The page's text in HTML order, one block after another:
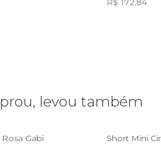
R$ 172,84
levou também
P M GG
Gabi
Short Mini